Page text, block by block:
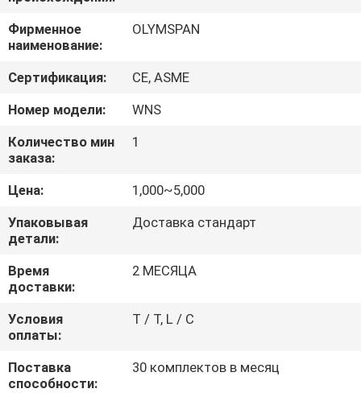
СПРОСИТЕ
ЦИТАТУ
КАРТА
ПОЛИТИКА
КОНФИДЕНЦИАЛЬНОСТИ
Фирменное
наименование:
OLYMSPAN
Сертификация:
CE, ASME
Номер модели:
WNS
Количество мин
заказа:
1
Цена:
1,000~5,000
Упаковывая
детали:
Доставка стандарт
Время
доставки:
2 МЕСЯЦА
Условия
оплаты:
T / T, L / C
Поставка
способности:
30 комплектов в месяц